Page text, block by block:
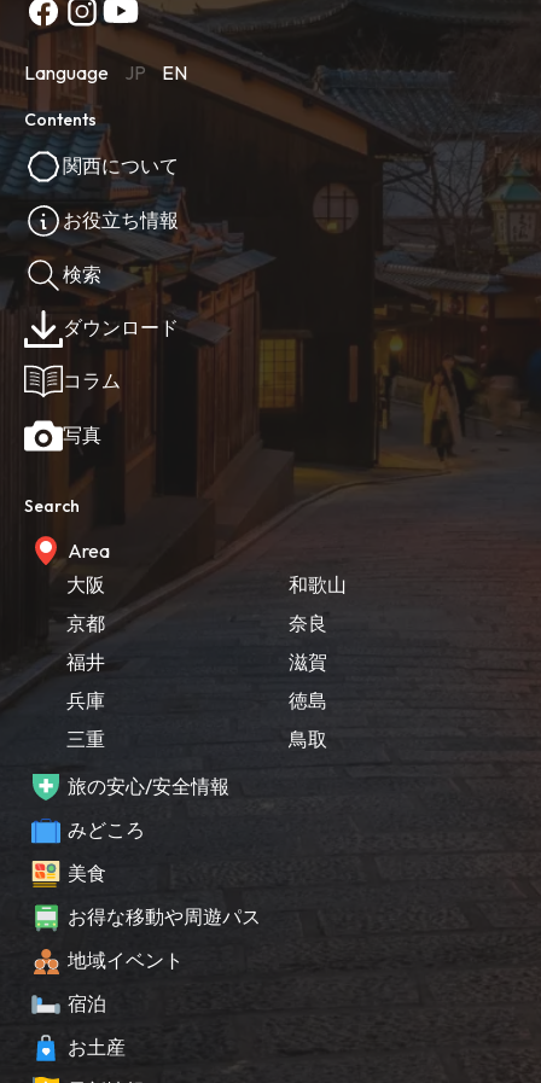
Language JP EN
Contents
関西について
お役立ち情報
検索
ダウンロード
コラム
写真
Search
Area
大阪
京都
福井
兵庫
三重
和歌山
奈良
滋賀
徳島
鳥取
旅の安心/安全情報
みどころ
美食
お得な移動や周遊パス
地域イベント
宿泊
お土産